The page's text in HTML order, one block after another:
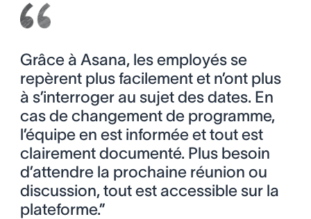
Grâce à Asana, les employés se
repèrent plus facilement et n’ont plus
à s’interroger au sujet des dates. En
cas de changement de programme,
l’équipe en est informée et tout est
clairement documenté. Plus besoin
d’attendre la prochaine réunion ou
discussion, tout est accessible sur la
plateforme.”